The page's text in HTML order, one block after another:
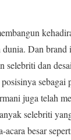
Dan brand
selebriti dan
sebagai
juga telah
selebriti
besar